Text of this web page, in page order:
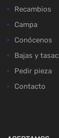
Recambios
Campa
Conócenos
Bajas y
Pedir pieza
Contacto